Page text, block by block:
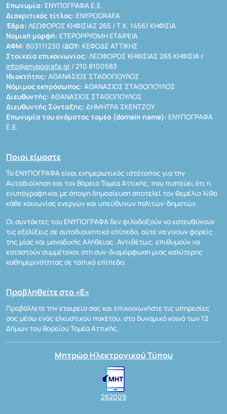
Επωνυμία: ΕΝΥΠΟΓΡΑΦΑ Ε.Ε.
Διακριτικός τίτλος: ENYPOGRAFA
Έδρα: ΛΕΩΦΟΡΟΣ ΚΗΦΙΣΙΑΣ 265 / Τ.Κ. 14561 ΚΗΦΙΣΙΑ
Νομική μορφή: ΕΤΕΡΟΡΡΥΘΜΗ ΕΤΑΙΡΕΙΑ
ΑΦΜ: 803111230 /ΔΟΥ: ΚΕΦΟΔΕ ΑΤΤΙΚΗΣ
Στοιχεία επικοινωνίας: ΛΕΩΦΟΡΟΣ ΚΗΦΙΣΙΑΣ 265 ΚΗΦΙΣΙΑ /
info@enypografa.gr / 210 8100583
Ιδιοκτήτης: ΑΘΑΝΑΣΙΟΣ ΣΤΑΘΟΠΟΥΛΟΣ
Νόμιμος εκπρόσωπος: ΑΘΑΝΑΣΙΟΣ ΣΤΑΘΟΠΟΥΛΟΣ
Διευθυντής: ΑΘΑΝΑΣΙΟΣ ΣΤΑΘΟΠΟΥΛΟΣ
Διευθυντής Σύνταξης: ΔΗΜΗΤΡΑ ΣΚΕΝΤΖΟΥ
Επωνυμία του ονόματος τομέα (domain name): ΕΝΥΠΟΓΡΑΦΑ
Ε.Ε.
Ποιοι είμαστε
Το ΕΝΥΠΟΓΡΑΦΑ είναι ενημερωτικός ιστότοπος για την
Αυτοδιοίκηση και τον Βόρειο Τομέα Αττικής, που πιστεύει ότι η
ενυπόγραφη και με άποψη δημοσίευση αποτελεί τον θεμέλιο λίθο
κάθε κοινωνίας ενεργών και υπεύθυνων πολιτών-δημοτών.
Οι συντάκτες του ΕΝΥΠΟΓΡΑΦΑ δεν φιλοδοξούν να κατευθύνουν
τις εξελίξεις σε αυτοδιοικητικό επίπεδο, ούτε να γίνουν φορείς
της μίας και μοναδικής Αλήθειας. Αντιθέτως, επιθυμούν να
καταστούν συμμέτοχοι στη συν-διαμόρφωση μιας καλύτερης
καθημερινότητας σε τοπικό επίπεδο.
Προβληθείτε στο «Ε»
Προβάλλετε την εταιρεία σας και επικοινωνήστε τις υπηρεσίες
σας μέσω ενός ελκυστικού πακέτου, στο δυναμικό κοινό των 12
Δήμων του Βορείου Τομέα Αττικής.
Μητρώο Ηλεκτρονικού Τύπου
262009